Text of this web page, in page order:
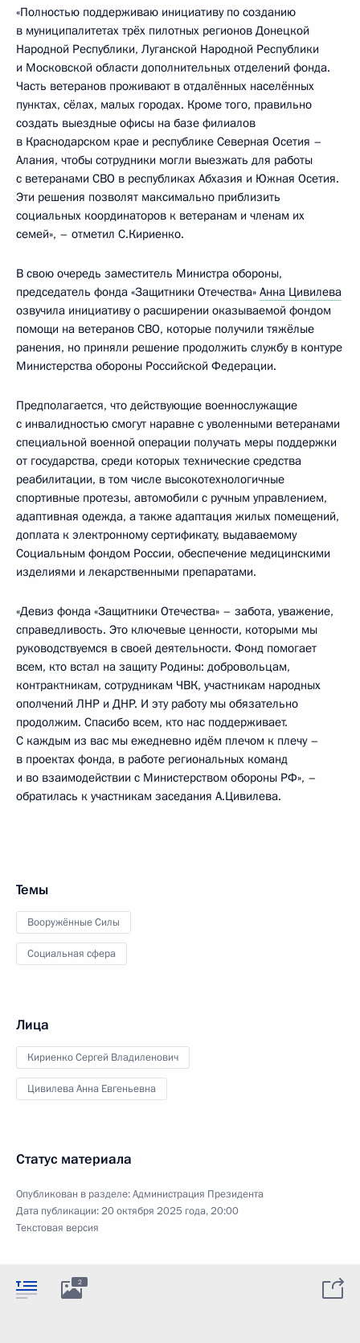
«Полностью поддерживаю инициативу по созданию
в муниципалитетах трёх пилотных регионов Донецкой
Народной Республики, Луганской Народной Республики
и Московской области дополнительных отделений фонда.
Часть ветеранов проживают в отдалённых населённых
пунктах, сёлах, малых городах. Кроме того, правильно
создать выездные офисы на базе филиалов
в Краснодарском крае и республике Северная Осетия –
Алания, чтобы сотрудники могли выезжать для работы
с ветеранами СВО в республиках Абхазия и Южная Осетия.
Эти решения позволят максимально приблизить
социальных координаторов к ветеранам и членам их
семей», – отметил С.Кириенко.
В свою очередь заместитель Министра обороны,
председатель фонда «Защитники Отечества» Анна Цивилева
озвучила инициативу о расширении оказываемой фондом
помощи на ветеранов СВО, которые получили тяжёлые
ранения, но приняли решение продолжить службу в контуре
Министерства обороны Российской Федерации.
Предполагается, что действующие военнослужащие
с инвалидностью смогут наравне с уволенными ветеранами
специальной военной операции получать меры поддержки
от государства, среди которых технические средства
реабилитации, в том числе высокотехнологичные
спортивные протезы, автомобили с ручным управлением,
адаптивная одежда, а также адаптация жилых помещений,
доплата к электронному сертификату, выдаваемому
Социальным фондом России, обеспечение медицинскими
изделиями и лекарственными препаратами.
«Девиз фонда «Защитники Отечества» – забота, уважение,
справедливость. Это ключевые ценности, которыми мы
руководствуемся в своей деятельности. Фонд помогает
всем, кто встал на защиту Родины: добровольцам,
контрактникам, сотрудникам ЧВК, участникам народных
ополчений ЛНР и ДНР. И эту работу мы обязательно
продолжим. Спасибо всем, кто нас поддерживает.
С каждым из вас мы ежедневно идём плечом к плечу –
в проектах фонда, в работе региональных команд
и во взаимодействии с Министерством обороны РФ», –
обратилась к участникам заседания А.Цивилева.
Темы
Вооружённые Силы
Социальная сфера
Лица
Кириенко Сергей Владиленович
Цивилева Анна Евгеньевна
Статус материала
Опубликован в разделе:Администрация Президента
Дата публикации:20 октября 2025 года, 20:00
Текстовая версия
2